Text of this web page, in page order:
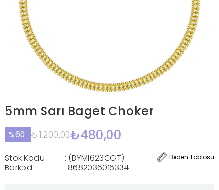
5mm Sarı Baget Choker
60 ₺1.200,00₺480,00
Beden Tablosu
Stok Kodu
(BYM1623CGT)
Barkod
: 8682036016334